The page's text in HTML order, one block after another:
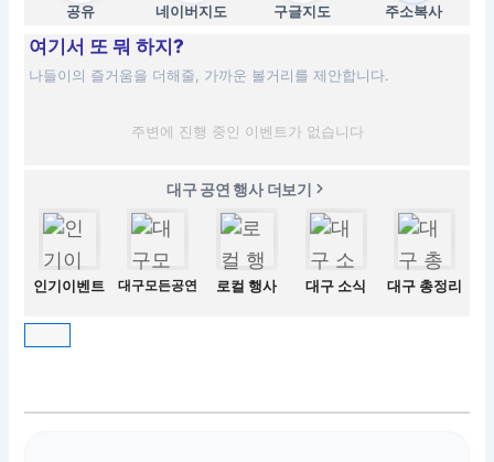
공유 네이버지도 구글지도 주소복사
여기서 또 뭐 하지?
나들이의 즐거움을 더해줄, 가까운 볼거리를 제안합니다.
주변에 진행 중인 이벤트가 없습니다
대구 공연 행사 더보기
인기이벤트 대구모든공연 로컬 행사 대구 소식 대구 총정리